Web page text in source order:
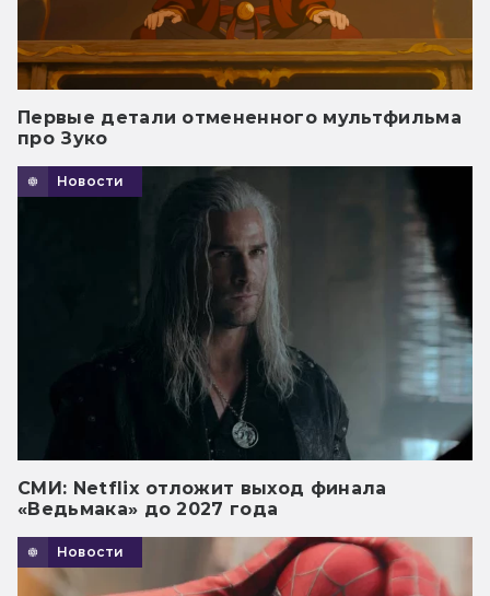
Первые детали отмененного мультфильма
про Зуко
Новости
СМИ: Netflix отложит выход финала
«Ведьмака» до 2027 года
Новости